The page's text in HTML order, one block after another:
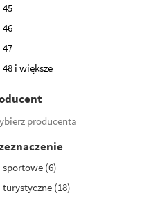
45
46
47
48 i większe
sportowe (6)
turystyczne (18)